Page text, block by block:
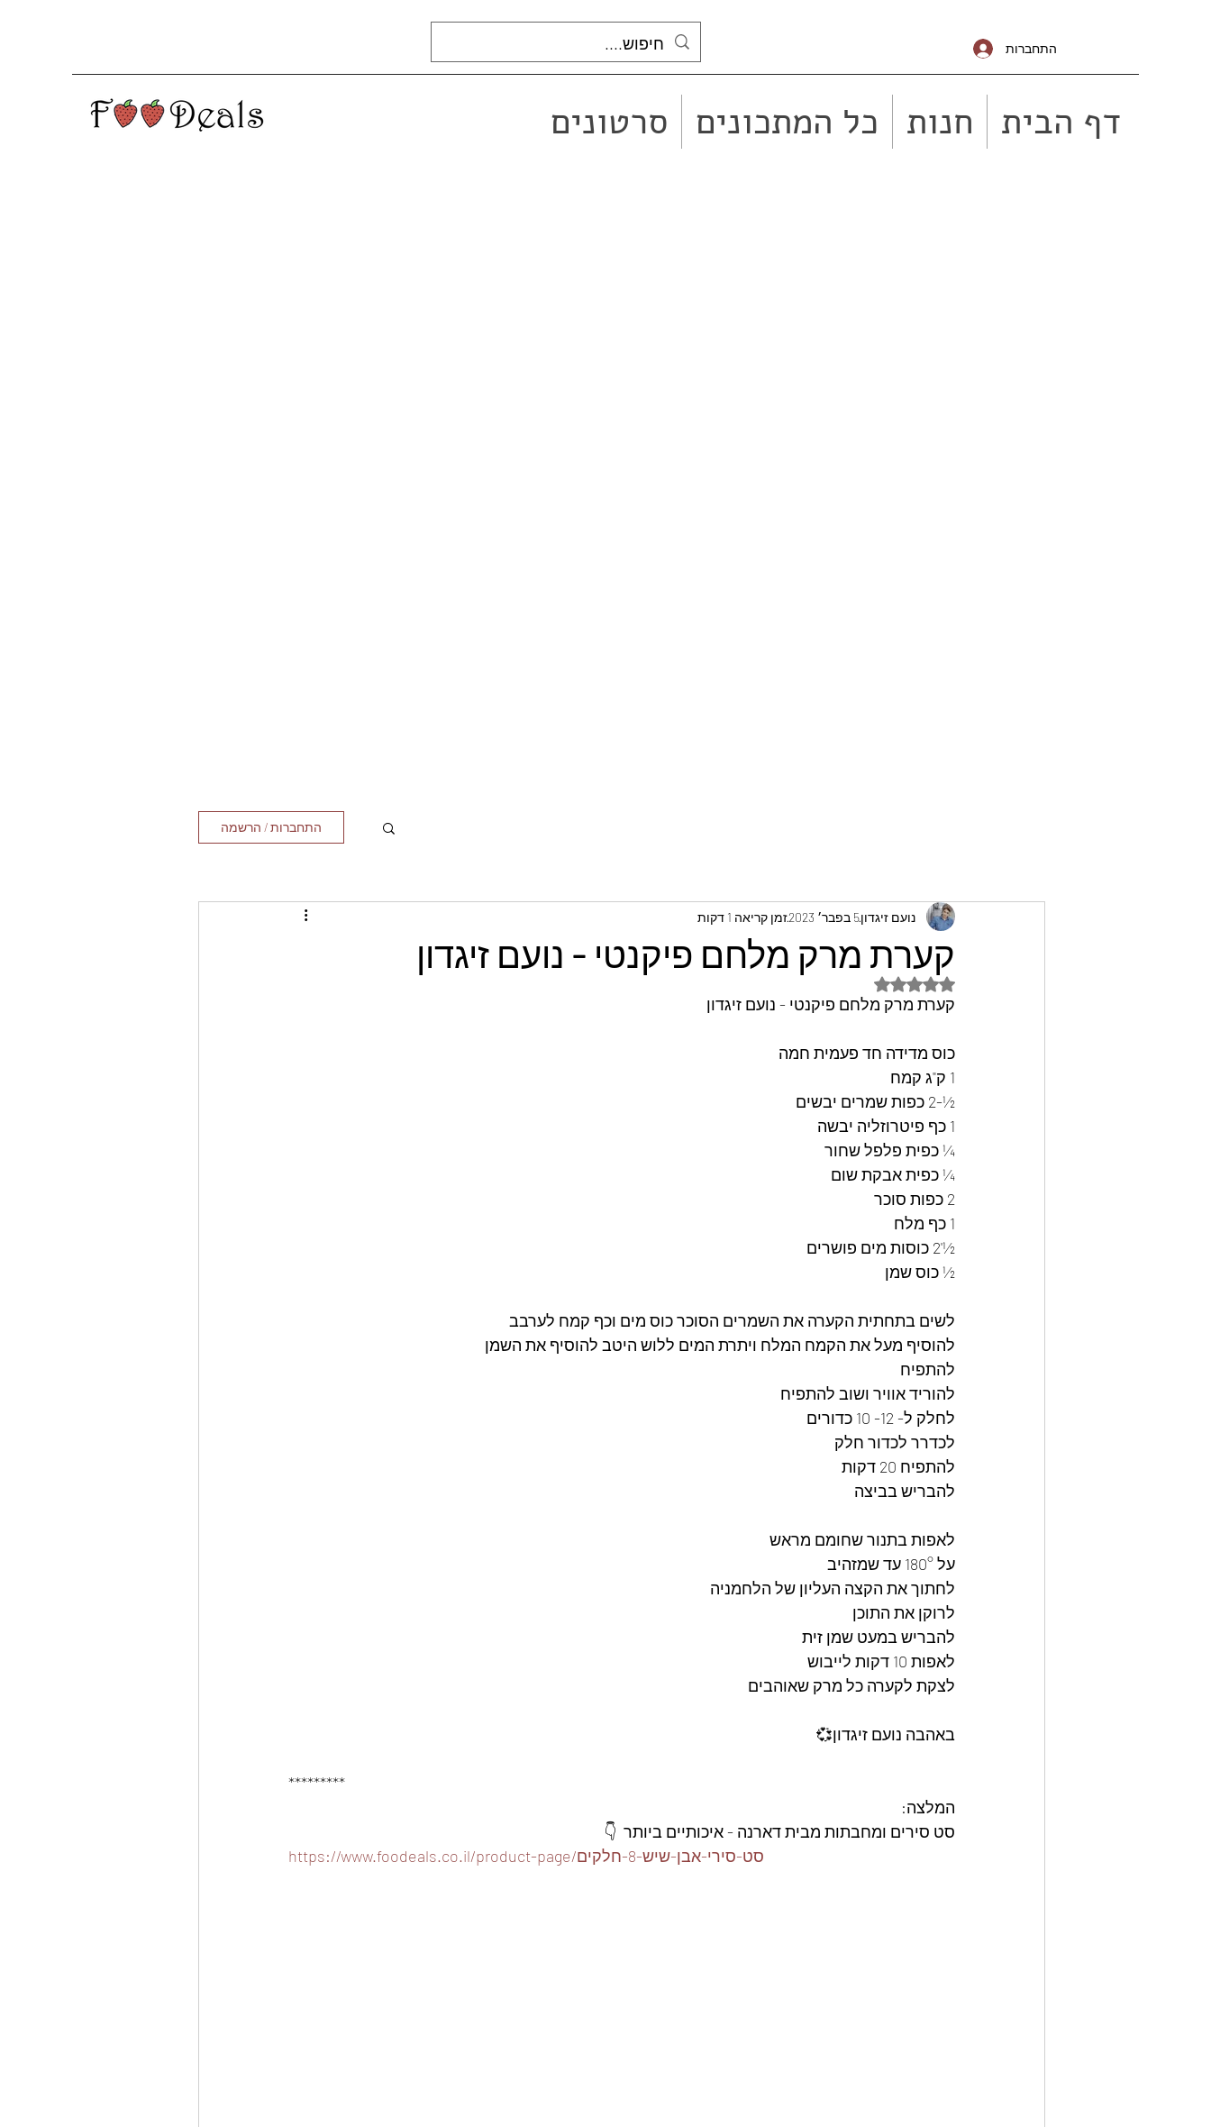
התחברות
דף הבית חנות כל המתכונים סרטונים
התחברות / הרשמה
קערת מרק מלחם פיקנטי - נועם זיגדון
נועם זיגדון5 בפבר׳ 2023 זמן קריאה 1 דקות
דירוג של NaN מתוך 5 כוכבים
קערת מרק מלחם פיקנטי - נועם זיגדון
כוס מדידה חד פעמית חמה
1 ק"ג קמח
½-2 כפות שמרים יבשים
1 כף פיטרוזליה יבשה
¼ כפית פלפל שחור
¼ כפית אבקת שום
2 כפות סוכר
1 כף מלח
½'2 כוסות מים פושרים
½ כוס שמן
לשים בתחתית הקערה את השמרים הסוכר כוס מים וכף קמח לערבב
להוסיף מעל את הקמח המלח ויתרת המים ללוש היטב להוסיף את השמן
להתפיח
להוריד אוויר ושוב להתפיח
לחלק ל- 12- 10 כדורים
לכדרר לכדור חלק
להתפיח 20 דקות
להבריש בביצה
לאפות בתנור שחומם מראש
על 180° עד שמזהיב
לחתוך את הקצה העליון של הלחמניה
לרוקן את התוכן
להבריש במעט שמן זית
לאפות 10 דקות לייבוש
לצקת לקערה כל מרק שאוהבים
באהבה נועם זיגדון💞
*********
המלצה:
סט סירים ומחבתות מבית דארנה - איכותיים ביותר  👇
https://www.foodeals.co.il/product-page/סט-סירי-אבן-שיש-8-חלקים